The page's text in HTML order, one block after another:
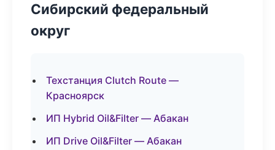
Сибирский федеральный
округ
Техстанция Clutch Route —
Красноярск
ИП Hybrid Oil&Filter — Абакан
ИП Drive Oil&Filter — Абакан